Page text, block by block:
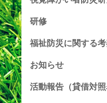
研修
福祉防災に関する
お知らせ
活動報告（貸借対照